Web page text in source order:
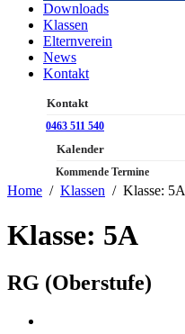
Downloads
Klassen
Elternverein
News
Kontakt
Kontakt
0463 511 540
Kalender
Kommende Termine
Home Klassen Klasse: 5A
Klasse: 5A
RG (Oberstufe)